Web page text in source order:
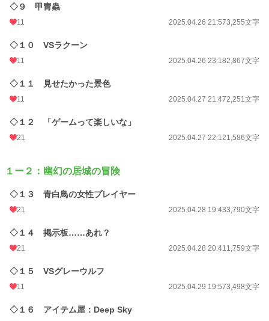
初回公開日時 2025.04.23 15:58
週間ポイント
月間ポイント 2,767 pt (12,912 位)
累計ポイント 80,629 pt (34,419 位)
◇９ 甲冑蟲
11 2025.04.26 21:573,255文字
◇１０ VSラクーン
11 2025.04.26 23:182,867文字
◇１１ 見せたかった景色
11 2025.04.27 21:472,251文字
◇１２ 「ゲームって楽しいな」
21 2025.04.27 22:121,586文字
１ー２：幽幻の居城の冒険
◇１３ 青白鳥の女性プレイヤー
21 2025.04.28 19:433,790文字
◇１４ 掲示板……あれ？
21 2025.04.28 20:411,759文字
◇１５ VSグレーウルフ
11 2025.04.29 19:573,498文字
◇１６ アイテム屋：Deep Sky